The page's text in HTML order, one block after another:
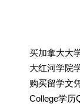
买加拿大大
大红河学院
购买留学文
College学历